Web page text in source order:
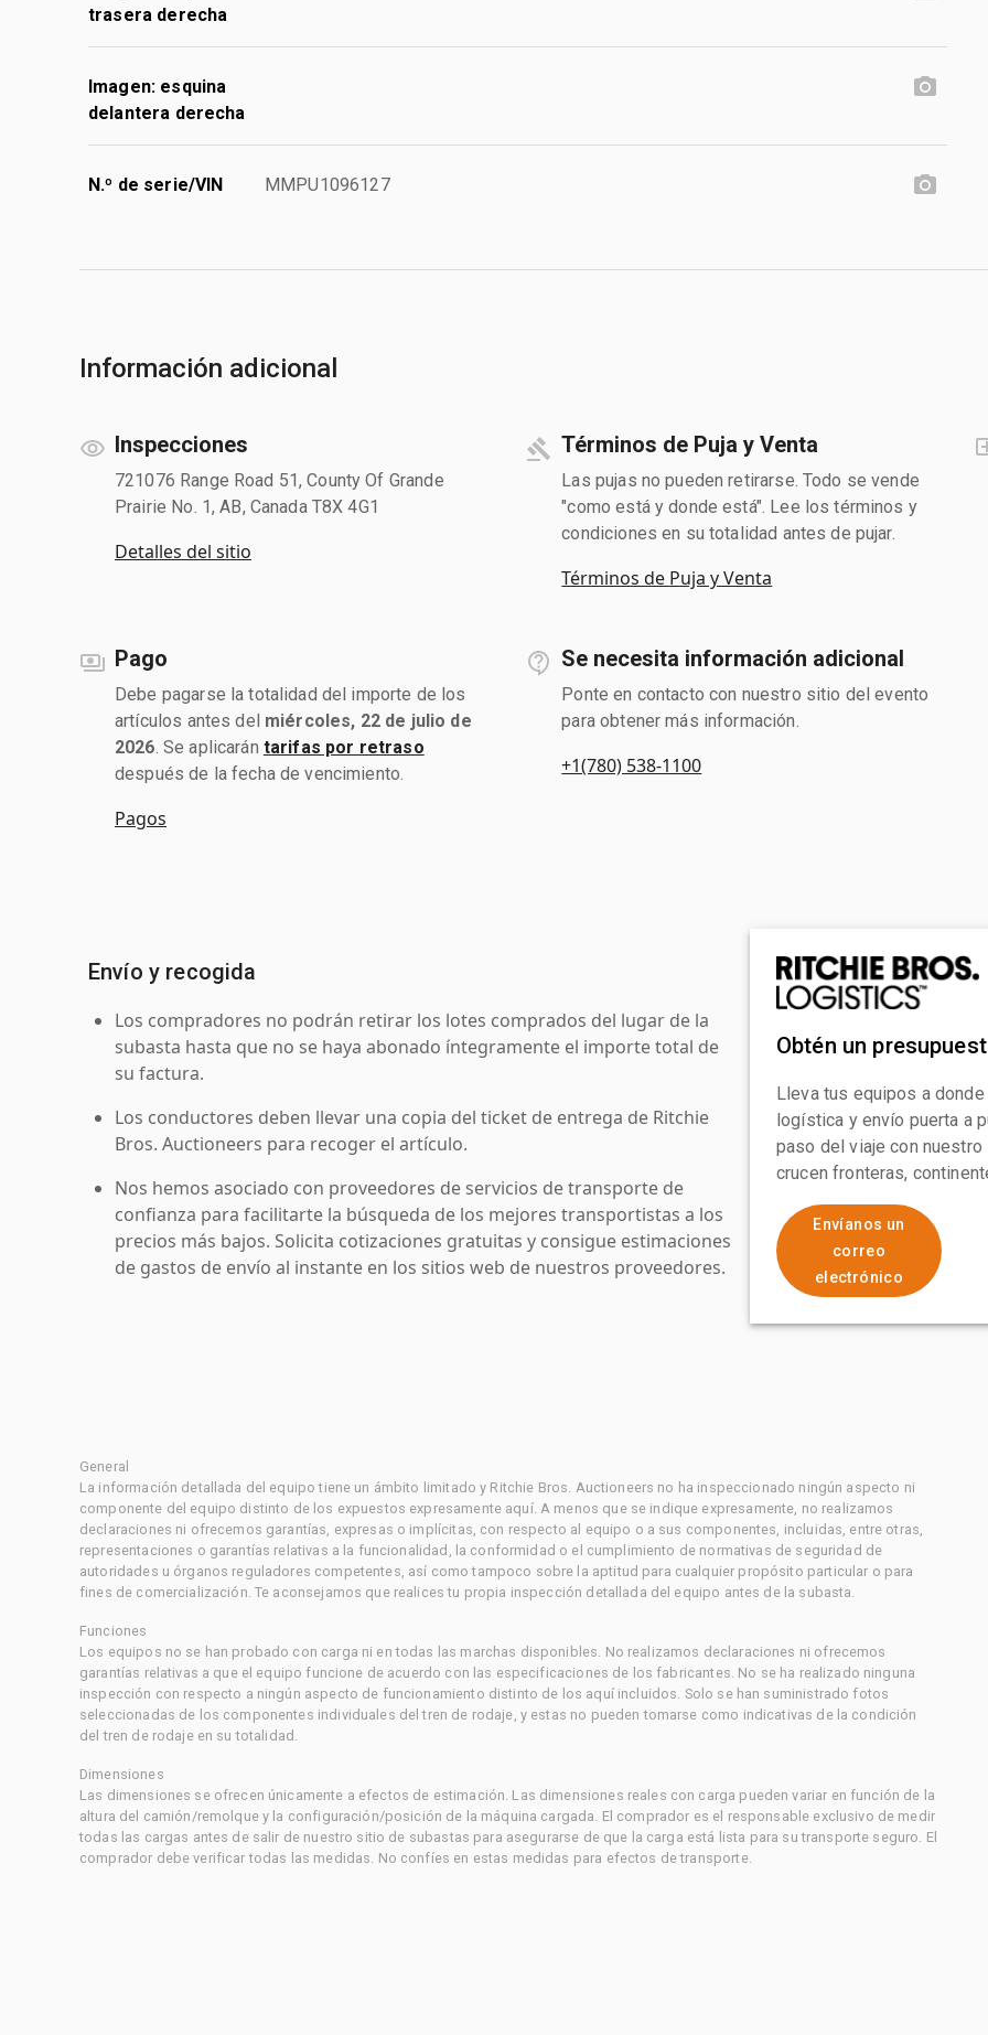
trasera derecha
Imagen: esquina
delantera derecha
N.º de serie/VIN MMPU1096127
Información adicional
Inspecciones
721076 Range Road 51, County Of Grande
Prairie No. 1, AB, Canada T8X 4G1
Detalles del sitio
Términos de Puja y Venta
Las pujas no pueden retirarse. Todo se vende
"como está y donde está". Lee los términos y
condiciones en su totalidad antes de pujar.
Términos de Puja y Venta
Pago
Debe pagarse la totalidad del importe de los
artículos antes del miércoles, 22 de julio de
2026 . Se aplicarán tarifas por retraso
después de la fecha de vencimiento.
Pagos
Se necesita información adicional
Ponte en contacto con nuestro sitio del evento
para obtener más información.
+1(780) 538-1100
Envío y recogida
Los compradores no podrán retirar los lotes comprados del lugar de la
subasta hasta que no se haya abonado íntegramente el importe total de
su factura.
Los conductores deben llevar una copia del ticket de entrega de Ritchie
Bros. Auctioneers para recoger el artículo.
Nos hemos asociado con proveedores de servicios de transporte de
confianza para facilitarte la búsqueda de los mejores transportistas a los
precios más bajos. Solicita cotizaciones gratuitas y consigue estimaciones
de gastos de envío al instante en los sitios web de nuestros proveedores.
Obtén un
Lleva tus equipos a
logística y envío puerta a
paso del viaje con
crucen fronteras,
Envíanos un
correo
electrónico
General
La información detallada del equipo tiene un ámbito limitado y Ritchie Bros. Auctioneers no ha inspeccionado ningún aspecto ni
componente del equipo distinto de los expuestos expresamente aquí. A menos que se indique expresamente, no realizamos
declaraciones ni ofrecemos garantías, expresas o implícitas, con respecto al equipo o a sus componentes, incluidas, entre otras,
representaciones o garantías relativas a la funcionalidad, la conformidad o el cumplimiento de normativas de seguridad de
autoridades u órganos reguladores competentes, así como tampoco sobre la aptitud para cualquier propósito particular o para
fines de comercialización. Te aconsejamos que realices tu propia inspección detallada del equipo antes de la subasta.
Funciones
Los equipos no se han probado con carga ni en todas las marchas disponibles. No realizamos declaraciones ni ofrecemos
garantías relativas a que el equipo funcione de acuerdo con las especificaciones de los fabricantes. No se ha realizado ninguna
inspección con respecto a ningún aspecto de funcionamiento distinto de los aquí incluidos. Solo se han suministrado fotos
seleccionadas de los componentes individuales del tren de rodaje, y estas no pueden tomarse como indicativas de la condición
del tren de rodaje en su totalidad.
Dimensiones
Las dimensiones se ofrecen únicamente a efectos de estimación. Las dimensiones reales con carga pueden variar en función de la
altura del camión/remolque y la configuración/posición de la máquina cargada. El comprador es el responsable exclusivo de medir
todas las cargas antes de salir de nuestro sitio de subastas para asegurarse de que la carga está lista para su transporte seguro. El
comprador debe verificar todas las medidas. No confíes en estas medidas para efectos de transporte.